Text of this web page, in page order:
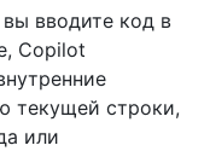
вы вводите код в
Copilot
текущей строки,
или